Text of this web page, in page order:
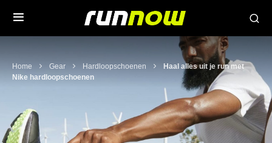
Home Gear Hardloopschoenen
Haal alles uit je run met
Nike hardloopschoenen